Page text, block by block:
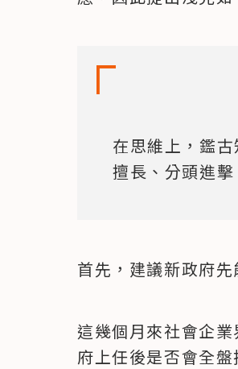
在思維上，鑑
擅長、分頭進擊
首先，建議新政府
這幾個月來社會企
府上任後是否會全盤